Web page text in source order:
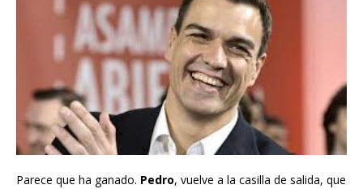
Parece que ha ganado. Pedro, vuelve a la casilla de salida, que